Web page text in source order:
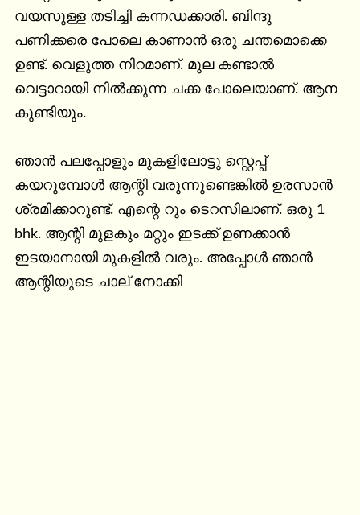
വയസുള്ള തടിച്ചി കന്നഡക്കാരി. ബിന്ദു
പണിക്കരെ പോലെ കാണാൻ ഒരു ചന്തമൊക്കെ
ഉണ്ട്. വെളുത്ത നിറമാണ്. മുല കണ്ടാൽ
വെട്ടാറായി നിൽക്കുന്ന ചക്ക പോലെയാണ്. ആന
കുണ്ടിയും.
ഞാൻ പലപ്പോളും മുകളിലോട്ടു സ്റ്റെപ്പ്
കയറുമ്പോൾ ആന്റി വരുന്നുണ്ടെങ്കിൽ ഉരസാൻ
ശ്രമിക്കാറുണ്ട്. എന്റെ റൂം ടെറസിലാണ്. ഒരു 1
bhk. ആന്റി മുളകും മറ്റും ഇടക്ക് ഉണക്കാൻ
ഇടയാനായി മുകളിൽ വരും. അപ്പോൾ ഞാൻ
ആന്റിയുടെ ചാല് നോക്കി